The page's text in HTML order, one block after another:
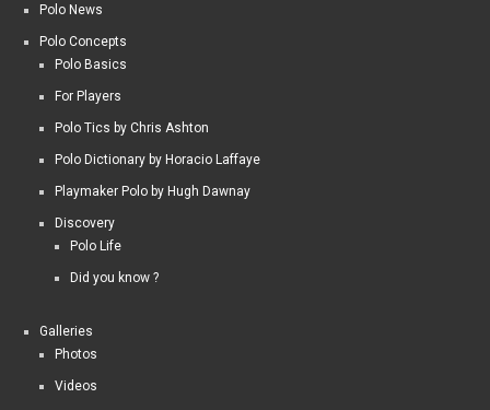
Polo News
Polo Concepts
Polo Basics
For Players
Polo Tics by Chris Ashton
Polo Dictionary by Horacio Laffaye
Playmaker Polo by Hugh Dawnay
Discovery
Polo Life
Did you know ?
Galleries
Photos
Videos